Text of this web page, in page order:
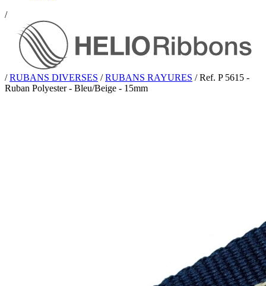
/
/ RUBANS DIVERSES / RUBANS RAYURES / Ref. P 5615 -
Ruban Polyester - Bleu/Beige - 15mm